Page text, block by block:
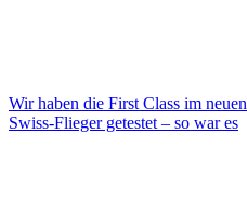
Wir haben die First Class im neuen
Swiss-Flieger getestet – so war es